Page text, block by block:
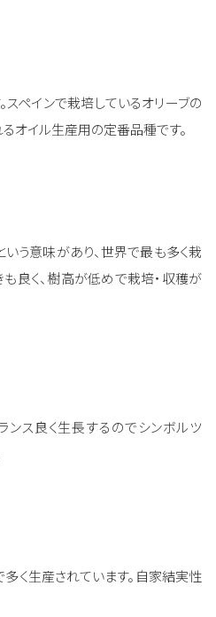
ペインで栽培しているオリーブの
オイル生産用の定番品種です。
いう意味があり、世界で最も多く栽
良く、樹高が低めで栽培・収穫が
ンス良く生長するのでシンボルツ
く生産されています。自家結実性